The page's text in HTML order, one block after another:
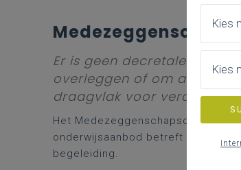
Er is geen decretale
overleggen of om advies
draagvlak voor
Het Medezeggenschapscollege
onderwijsaanbod betreft en over
begeleiding.
Kies
Kies